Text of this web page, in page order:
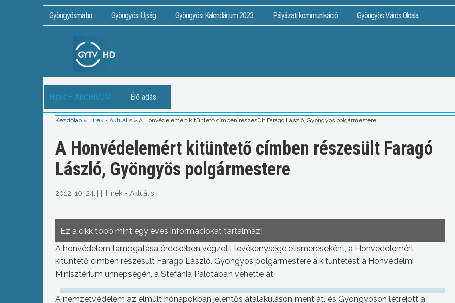
Gyöngyösma.hu Gyöngyösi Újság Gyöngyösi Kalendárium 2023 Pályázati kommunikáció Gyöngyös Város Oldala
Hírek – ARCHÍVUM Élő adás
Kezdőlap » Hírek - Aktuális » A Honvédelemért kitüntető címben részesült Faragó László, Gyöngyös polgármestere
A Honvédelemért kitüntető címben részesült Faragó
László, Gyöngyös polgármestere
2012. 10. 24. Hírek - Aktuális
Ez a cikk több mint egy éves információkat tartalmaz!
A honvédelem támogatása érdekében végzett tevékenysége elismeréseként, a Honvédelemért
kitüntető címben részesült Faragó László. Gyöngyös polgármestere a kitüntetést a Honvédelmi
Minisztérium ünnepségén, a Stefánia Palotában vehette át.
A nemzetvédelem az elmúlt hónapokban jelentős átalakuláson ment át, és Gyöngyösön létrejött a